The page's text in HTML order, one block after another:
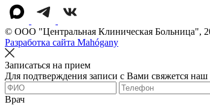
© OOO "Центральная Клиническая Больница",
Разработка сайта Mahógany
Записаться на прием
Для подтверждения записи с Вами свяжется наш
Врач